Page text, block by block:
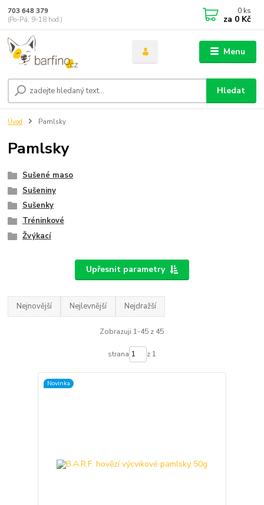
Menu
Hledat
703 648 379
(Po-Pá, 9-18 hod.)
0 ks
za 0 Kč
Úvod Pamlsky
Pamlsky
Sušené maso
Sušeniny
Sušenky
Tréninkové
Žvýkací
Upřesnit parametry
Nejnovější Nejlevnější Nejdražší
Zobrazuji 1-45 z 45
strana z 1
Novinka